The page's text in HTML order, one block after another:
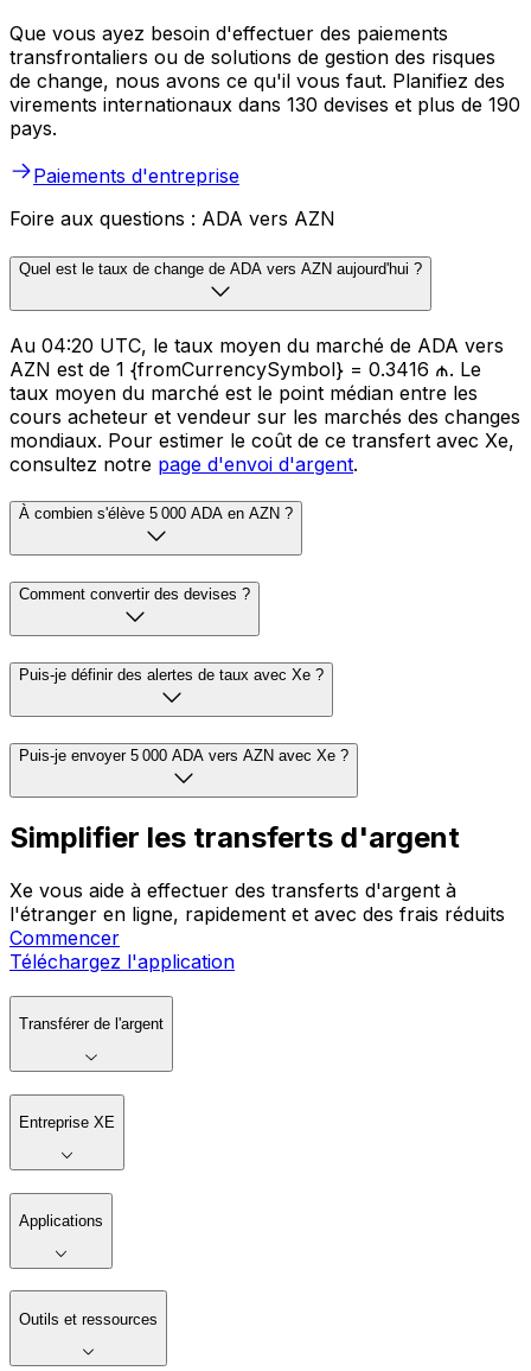
Que vous ayez besoin d'effectuer des paiements
transfrontaliers ou de solutions de gestion des risques
de change, nous avons ce qu'il vous faut. Planifiez des
virements internationaux dans 130 devises et plus de 190
pays.
Paiements d'entreprise
Foire aux questions : ADA vers AZN
Quel est le taux de change de ADA vers AZN aujourd'hui ?
Au 04:20 UTC, le taux moyen du marché de ADA vers
AZN est de 1 {fromCurrencySymbol} = 0.3416 ₼. Le
taux moyen du marché est le point médian entre les
cours acheteur et vendeur sur les marchés des changes
mondiaux. Pour estimer le coût de ce transfert avec Xe,
consultez notre page d'envoi d'argent.
À combien s'élève 5 000 ADA en AZN ?
Comment convertir des devises ?
Puis-je définir des alertes de taux avec Xe ?
Puis-je envoyer 5 000 ADA vers AZN avec Xe ?
Simplifier les transferts d'argent
Xe vous aide à effectuer des transferts d'argent à
l'étranger en ligne, rapidement et avec des frais réduits
Commencer
Téléchargez l'application
Transférer de l'argent
Entreprise XE
Applications
Outils et ressources